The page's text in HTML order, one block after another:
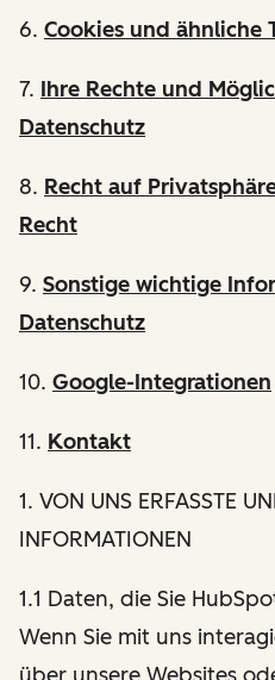
6. Cookies und ähnliche
7. Ihre Rechte und
Datenschutz
8. Recht auf
Recht
9. Sonstige wichtige
Datenschutz
10. Google-Integrationen
11. Kontakt
1. VON UNS ERFASSTE
INFORMATIONEN
1.1 Daten, die Sie
Wenn Sie mit uns